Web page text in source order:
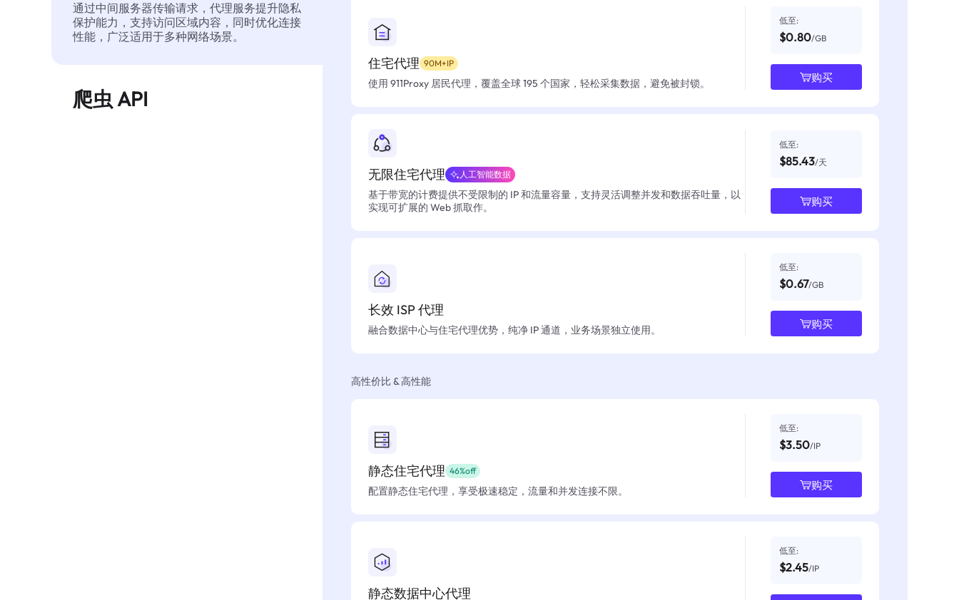
通过中间服务器传输请求，代理服务提升隐私
保护能力，支持访问区域内容，同时优化连接
性能，广泛适用于多种网络场景。
爬虫 API
住宅代理 90M+IP
使用 911Proxy 居民代理，覆盖全球 195 个国家，轻松采集数据，避免被封锁。
低至:
$0.80/GB
购买
无限住宅代理 人工智能数据
基于带宽的计费提供不受限制的 IP 和流量容量，支持灵活调整并发和数据吞吐量，以
实现可扩展的 Web 抓取作。
低至:
$85.43/天
购买
长效 ISP 代理
融合数据中心与住宅代理优势，纯净 IP 通道，业务场景独立使用。
低至:
$0.67/GB
购买
高性价比 & 高性能
静态住宅代理 46%off
配置静态住宅代理，享受极速稳定，流量和并发连接不限。
低至:
$3.50/IP
购买
静态数据中心代理
低至:
$2.45/IP